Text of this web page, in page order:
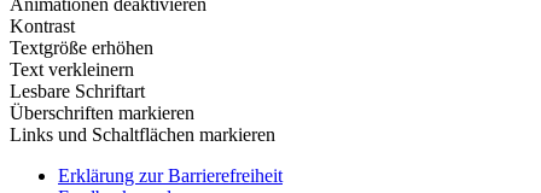
Animationen deaktivieren
Kontrast
Textgröße erhöhen
Text verkleinern
Lesbare Schriftart
Überschriften markieren
Links und Schaltflächen markieren
Erklärung zur Barrierefreiheit